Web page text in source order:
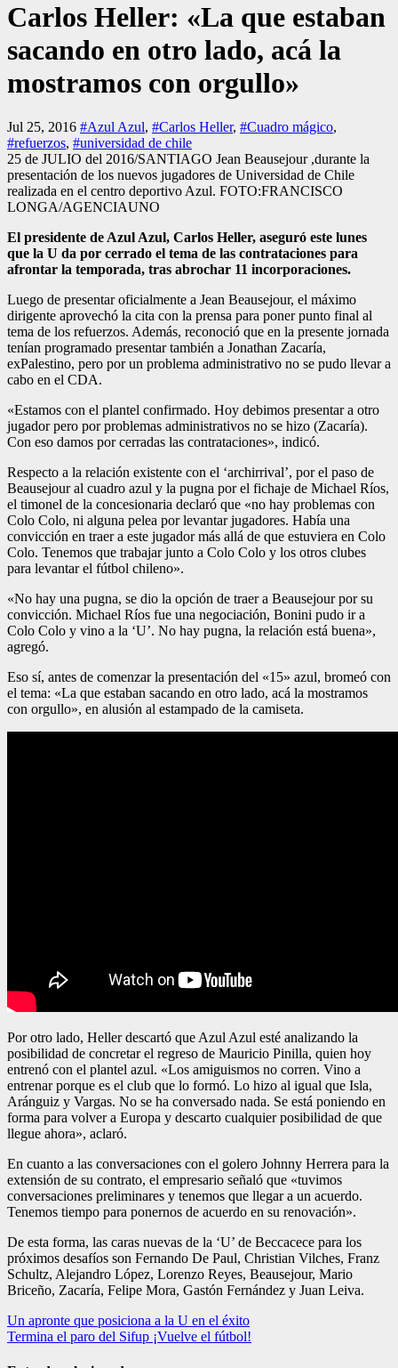
Carlos Heller: «La que estaban
sacando en otro lado, acá la
mostramos con orgullo»
Jul 25, 2016 #Azul Azul, #Carlos Heller, #Cuadro mágico,
#refuerzos, #universidad de chile
25 de JULIO del 2016/SANTIAGO Jean Beausejour ,durante la
presentación de los nuevos jugadores de Universidad de Chile
realizada en el centro deportivo Azul. FOTO:FRANCISCO
LONGA/AGENCIAUNO
El presidente de Azul Azul, Carlos Heller, aseguró este lunes
que la U da por cerrado el tema de las contrataciones para
afrontar la temporada, tras abrochar 11 incorporaciones.
Luego de presentar oficialmente a Jean Beausejour, el máximo
dirigente aprovechó la cita con la prensa para poner punto final al
tema de los refuerzos. Además, reconoció que en la presente jornada
tenían programado presentar también a Jonathan Zacaría,
exPalestino, pero por un problema administrativo no se pudo llevar a
cabo en el CDA.
«Estamos con el plantel confirmado. Hoy debimos presentar a otro
jugador pero por problemas administrativos no se hizo (Zacaría).
Con eso damos por cerradas las contrataciones», indicó.
Respecto a la relación existente con el ‘archirrival’, por el paso de
Beausejour al cuadro azul y la pugna por el fichaje de Michael Ríos,
el timonel de la concesionaria declaró que «no hay problemas con
Colo Colo, ni alguna pelea por levantar jugadores. Había una
convicción en traer a este jugador más allá de que estuviera en Colo
Colo. Tenemos que trabajar junto a Colo Colo y los otros clubes
para levantar el fútbol chileno».
«No hay una pugna, se dio la opción de traer a Beausejour por su
convicción. Michael Ríos fue una negociación, Bonini pudo ir a
Colo Colo y vino a la ‘U’. No hay pugna, la relación está buena»,
agregó.
Eso sí, antes de comenzar la presentación del «15» azul, bromeó con
el tema: «La que estaban sacando en otro lado, acá la mostramos
con orgullo», en alusión al estampado de la camiseta.
Por otro lado, Heller descartó que Azul Azul esté analizando la
posibilidad de concretar el regreso de Mauricio Pinilla, quien hoy
entrenó con el plantel azul. «Los amiguismos no corren. Vino a
entrenar porque es el club que lo formó. Lo hizo al igual que Isla,
Aránguiz y Vargas. No se ha conversado nada. Se está poniendo en
forma para volver a Europa y descarto cualquier posibilidad de que
llegue ahora», aclaró.
En cuanto a las conversaciones con el golero Johnny Herrera para la
extensión de su contrato, el empresario señaló que «tuvimos
conversaciones preliminares y tenemos que llegar a un acuerdo.
Tenemos tiempo para ponernos de acuerdo en su renovación».
De esta forma, las caras nuevas de la ‘U’ de Beccacece para los
próximos desafíos son Fernando De Paul, Christian Vilches, Franz
Schultz, Alejandro López, Lorenzo Reyes, Beausejour, Mario
Briceño, Zacaría, Felipe Mora, Gastón Fernández y Juan Leiva.
Navegación
de
Un apronte que posiciona a la U en el éxito
Termina el paro del Sifup ¡Vuelve el fútbol!